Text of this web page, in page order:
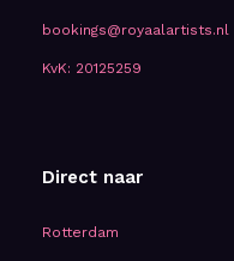
bookings@royaalartists.nl
KvK: 20125259
Direct naar
Rotterdam